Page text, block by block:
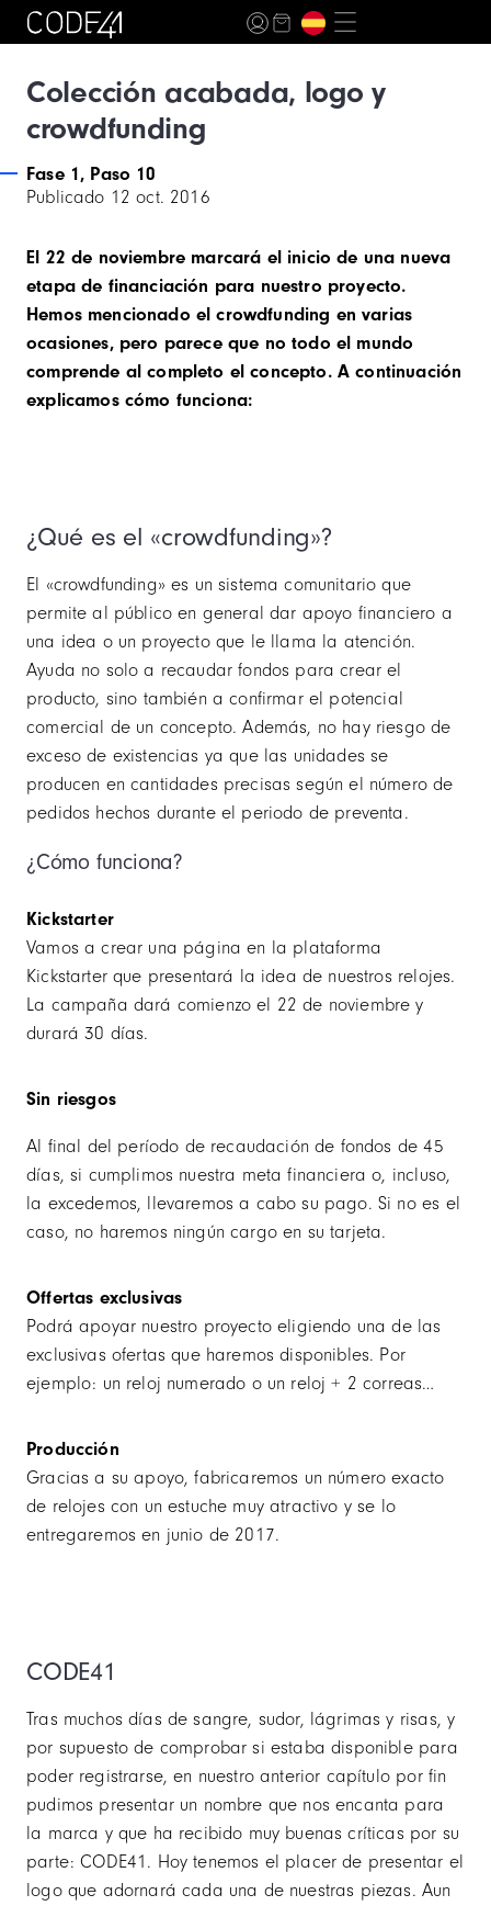
Colección acabada, logo y
crowdfunding
Fase 1, Paso 10
Publicado 12 oct. 2016
El 22 de noviembre marcará el inicio de una nueva
etapa de financiación para nuestro proyecto.
Hemos mencionado el crowdfunding en varias
ocasiones, pero parece que no todo el mundo
comprende al completo el concepto. A continuación
explicamos cómo funciona:
¿Qué es el «crowdfunding»?
El «crowdfunding» es un sistema comunitario que
permite al público en general dar apoyo financiero a
una idea o un proyecto que le llama la atención.
Ayuda no solo a recaudar fondos para crear el
producto, sino también a confirmar el potencial
comercial de un concepto. Además, no hay riesgo de
exceso de existencias ya que las unidades se
producen en cantidades precisas según el número de
pedidos hechos durante el periodo de preventa.
¿Cómo funciona?
Kickstarter
Vamos a crear una página en la plataforma
Kickstarter que presentará la idea de nuestros relojes.
La campaña dará comienzo el 22 de noviembre y
durará 30 días.
Sin riesgos
Al final del período de recaudación de fondos de 45
días, si cumplimos nuestra meta financiera o, incluso,
la excedemos, llevaremos a cabo su pago. Si no es el
caso, no haremos ningún cargo en su tarjeta.
Offertas exclusivas
Podrá apoyar nuestro proyecto eligiendo una de las
exclusivas ofertas que haremos disponibles. Por
ejemplo: un reloj numerado o un reloj + 2 correas…
Producción
Gracias a su apoyo, fabricaremos un número exacto
de relojes con un estuche muy atractivo y se lo
entregaremos en junio de 2017.
CODE41
Tras muchos días de sangre, sudor, lágrimas y risas, y
por supuesto de comprobar si estaba disponible para
poder registrarse, en nuestro anterior capítulo por fin
pudimos presentar un nombre que nos encanta para
la marca y que ha recibido muy buenas críticas por su
parte: CODE41. Hoy tenemos el placer de presentar el
logo que adornará cada una de nuestras piezas. Aun